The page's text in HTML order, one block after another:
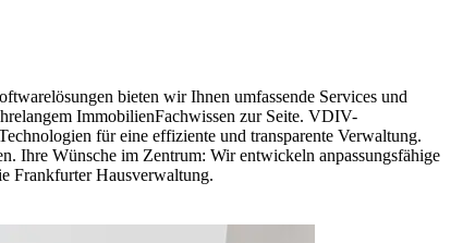
bieten wir Ihnen umfassende Services und
ImmobilienFachwissen zur Seite. VDIV-
für eine effiziente und transparente Verwaltung.
Ihre Wünsche im Zentrum: Wir entwickeln anpassungsfähige
Frankfurter Hausverwaltung.